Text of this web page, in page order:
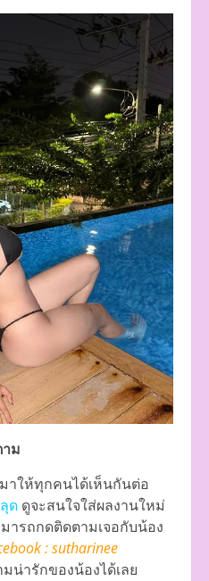
ม
าให้ทุกคนได้เห็นกันต่อ
ด ดูจะสนใจใส่ผลงานใหม่
ารถกดติดตามเจอกับน้อง
: sutharinee
น่ารักของน้องได้เลย